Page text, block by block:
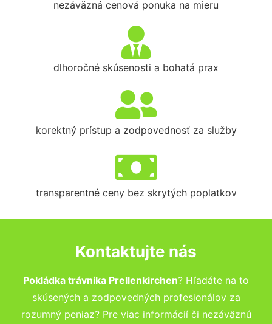
nezáväzná cenová ponuka na mieru
dlhoročné skúsenosti a bohatá prax
korektný prístup a zodpovednosť za služby
transparentné ceny bez skrytých poplatkov
Kontaktujte nás
Pokládka trávnika Prellenkirchen? Hľadáte na to
skúsených a zodpovedných profesionálov za
rozumný peniaz? Pre viac informácií či nezáväznú